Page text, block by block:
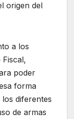
origen del
a los
poder
forma
diferentes
de armas